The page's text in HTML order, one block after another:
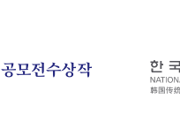
공모전수상작